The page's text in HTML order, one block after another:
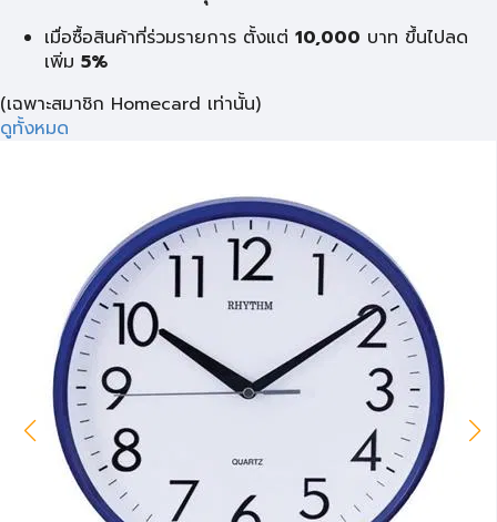
เมื่อซื้อสินค้าที่ร่วมรายการ ตั้งแต่ 10,000 บาท ขึ้นไปลด
เพิ่ม 5%
(เฉพาะสมาชิก Homecard เท่านั้น)
ดูทั้งหมด